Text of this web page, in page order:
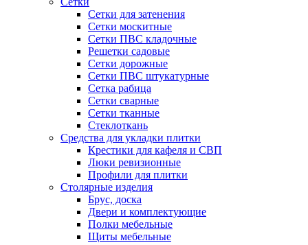
Сетки для затенения
Сетки москитные
Сетки ПВС кладочные
Решетки садовые
Сетки дорожные
Сетки ПВС штукатурные
Сетка рабица
Сетки сварные
Сетки тканные
Стеклоткань
Средства для укладки плитки
Крестики для кафеля и СВП
Люки ревизионные
Профили для плитки
Столярные изделия
Брус, доска
Двери и комплектующие
Полки мебельные
Щиты мебельные